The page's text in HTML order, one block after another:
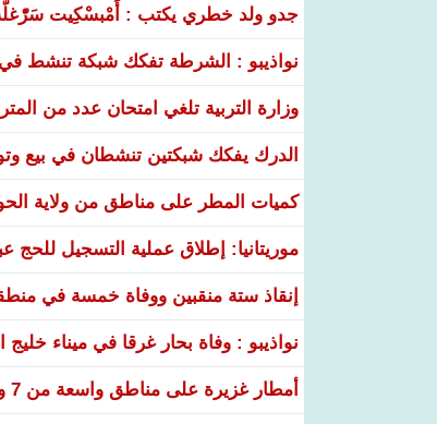
جدو ولد خطري يكتب : أَمْبسْكِيت
نواذيبو : الشرطة تفكك شبكة تنشط في
وزارة التربية تلغي امتحان عدد من
الدرك يفكك شبكتين تنشطان في بيع
كميات المطر على مناطق من ولاية
موريتانيا: إطلاق عملية التسجيل
إنقاذ ستة منقبين ووفاة خمسة في
نواذيبو : وفاة بحار غرقا في ميناء خليج
أمطار غزيرة على مناطق واسعة من 7 ولايات